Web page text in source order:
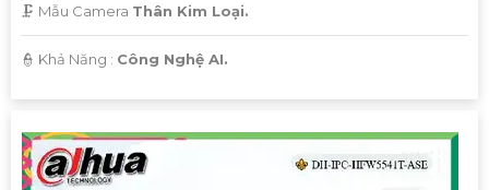
🗜️ Mẫu Camera Thân Kim Loại.
️👮 Khả Năng : Công Nghệ AI.